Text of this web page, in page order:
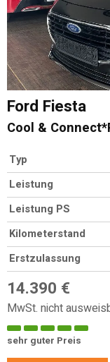
Ford Fiesta
Cool &
Typ
Leistung
Leistung PS
Kilometerstand
Erstzulassung
14.390 €
MwSt. nicht
sehr guter Preis